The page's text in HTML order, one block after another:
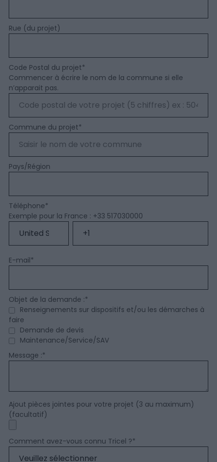
Rue (du projet)
Code Postal du projet*
Commencer à écrire le nom de la commune si elle
n’apparait pas.
Commune du projet*
Pays/Région
Téléphone*
Exemple pour la France : +33 517030000
E-mail*
Objet de la demande :*
Renseignements sur dispositifs et/ou les démarches à
faire
Demande de devis
Maintenance/Service/SAV
Message :*
Ajout pièces jointes pour votre projet (3 au maximum)
(facultatif)
Comment avez-vous connu Tricel ?*